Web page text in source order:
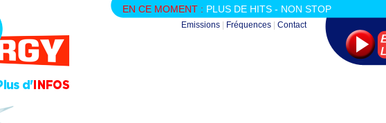
EN CE MOMENT : PLUS DE HITS - NON STOP
Emissions Fréquences Contact